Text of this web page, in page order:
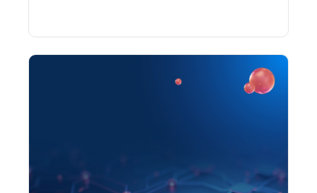
18. März 2026